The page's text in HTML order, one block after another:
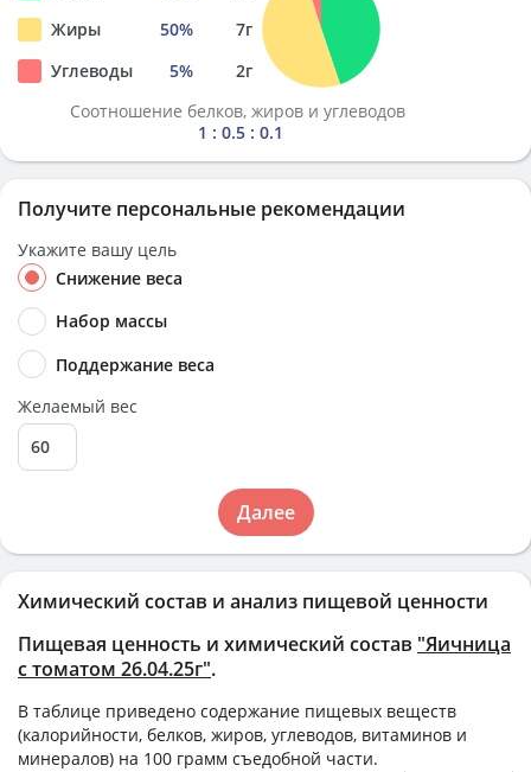
Химический состав и анализ пищевой ценности
Пищевая ценность и химический состав "Яичница
с томатом 26.04.25г".
В таблице приведено содержание пищевых веществ
(калорийности, белков, жиров, углеводов, витаминов и
минералов) на 100 грамм съедобной части.
Жиры
50% 7г
Углеводы
5% 2г
Соотношение белков, жиров и углеводов
1 : 0.5 : 0.1
Получите персональные рекомендации
Укажите вашу цель
Снижение веса
Набор массы
Поддержание веса
Желаемый вес
Далее